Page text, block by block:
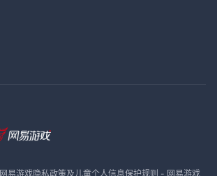
网易游戏隐私政策及儿童个人信息保护规则 - 网易游戏